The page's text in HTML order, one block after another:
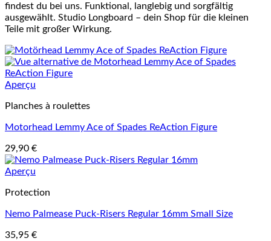
findest du bei uns. Funktional, langlebig und sorgfältig
ausgewählt. Studio Longboard – dein Shop für die kleinen
Teile mit großer Wirkung.
Aperçu
Planches à roulettes
Motorhead Lemmy Ace of Spades ReAction Figure
29,90 €
Aperçu
Protection
Nemo Palmease Puck-Risers Regular 16mm Small Size
35,95 €